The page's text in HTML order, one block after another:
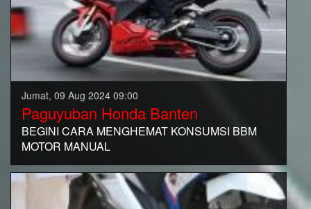
Jumat, 09 Aug 2024 09:00
Paguyuban Honda Banten
BEGINI CARA MENGHEMAT KONSUMSI BBM
MOTOR MANUAL